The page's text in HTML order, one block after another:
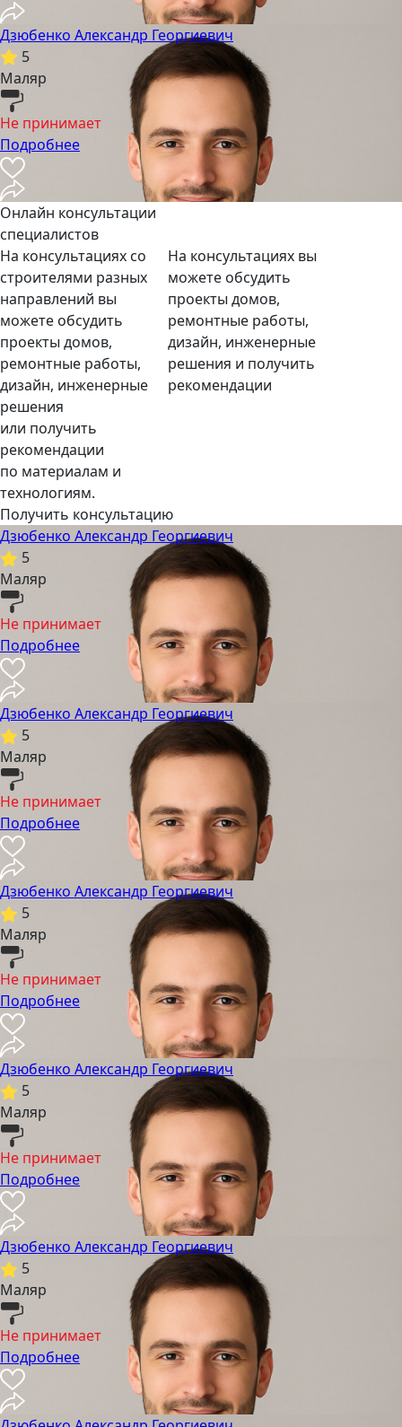
Дзюбенко Александр Георгиевич
5
Маляр
Не принимает
Подробнее
Онлайн консультации
специалистов
На консультациях со
строителями разных
направлений вы
можете обсудить
проекты домов,
ремонтные работы,
дизайн, инженерные
решения
или получить
рекомендации
по материалам и
технологиям.
На консультациях вы
можете обсудить
проекты домов,
ремонтные работы,
дизайн, инженерные
решения и получить
рекомендации
Получить консультацию
Дзюбенко Александр Георгиевич
5
Маляр
Не принимает
Подробнее
Дзюбенко Александр Георгиевич
5
Маляр
Не принимает
Подробнее
Дзюбенко Александр Георгиевич
5
Маляр
Не принимает
Подробнее
Дзюбенко Александр Георгиевич
5
Маляр
Не принимает
Подробнее
Дзюбенко Александр Георгиевич
5
Маляр
Не принимает
Подробнее